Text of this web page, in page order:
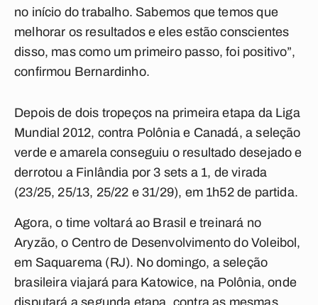
no início do trabalho. Sabemos que temos que
melhorar os resultados e eles estão conscientes
disso, mas como um primeiro passo, foi positivo”,
confirmou Bernardinho.
Depois de dois tropeços na primeira etapa da Liga
Mundial 2012, contra Polônia e Canadá, a seleção
verde e amarela conseguiu o resultado desejado e
derrotou a Finlândia por 3 sets a 1, de virada
(23/25, 25/13, 25/22 e 31/29), em 1h52 de partida.
Agora, o time voltará ao Brasil e treinará no
Aryzão, o Centro de Desenvolvimento do Voleibol,
em Saquarema (RJ). No domingo, a seleção
brasileira viajará para Katowice, na Polônia, onde
disputará a segunda etapa, contra as mesmas